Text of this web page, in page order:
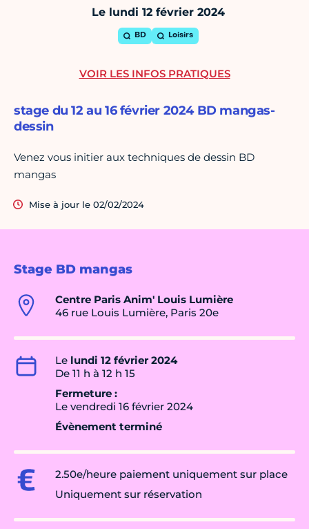
Le lundi 12 février 2024
BD Loisirs
Stage BD mangas
Centre Paris Anim' Louis Lumière
46 rue Louis Lumière, Paris 20e
Le lundi 12 février 2024
De 11 h à 12 h 15
Fermeture :
Le vendredi 16 février 2024
Évènement terminé
2.50e/heure paiement uniquement sur place
Uniquement sur réservation
stage du 12 au 16 février 2024 BD mangas-
dessin
Venez vous initier aux techniques de dessin BD
mangas
Mise à jour le 02/02/2024
VOIR LES INFOS PRATIQUES